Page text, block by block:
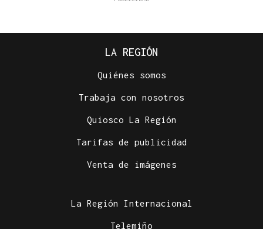
LA REGIÓN
Quiénes somos
Trabaja con nosotros
Quiosco La Región
Tarifas de publicidad
Venta de imágenes
La Región Internacional
Telemiño